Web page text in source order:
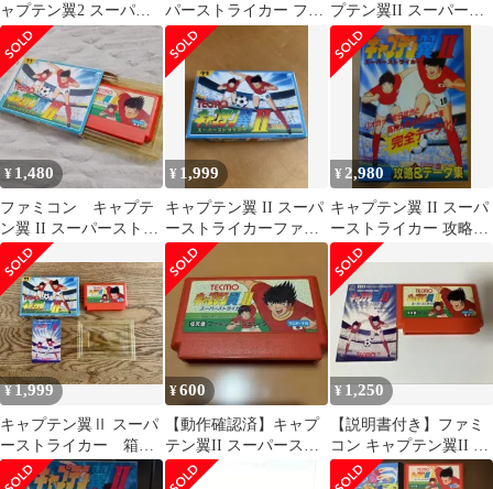
ャプテン翼2 スーパー
ストライカー
パーストライカー ファ
ミコンカセット】
プテン翼II スーパース
トライカー TECMO
¥ 1,480
ファミコン キャプテ
ン翼 II スーパーストラ
イカー
¥ 1,999
キャプテン翼 II スーパ
ーストライカーファミ
リーコンピュータ ソ
フト 箱付
¥ 2,980
キャプテン翼 II スーパ
ーストライカー 攻略＆
データ集 ファミマガ
付録
¥1,999
キャプテン翼Ⅱ スーパ
ーストライカー 箱説
明書付き、4つ耳あり
¥600
【動作確認済】キャプ
テン翼II スーパースト
ライカー ファミコンソ
¥ 1,250
【説明書付き】ファミ
コン キャプテン翼II ス
ーパーストライカー テ